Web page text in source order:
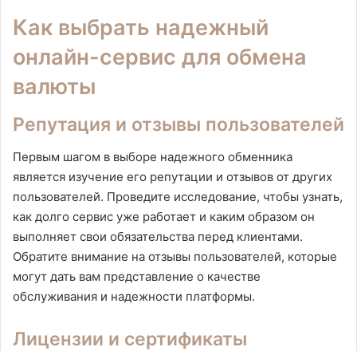
Как выбрать надежный
онлайн-сервис для обмена
валюты
Репутация и отзывы пользователей
Первым шагом в выборе надежного обменника
является изучение его репутации и отзывов от других
пользователей. Проведите исследование, чтобы узнать,
как долго сервис уже работает и каким образом он
выполняет свои обязательства перед клиентами.
Обратите внимание на отзывы пользователей, которые
могут дать вам представление о качестве
обслуживания и надежности платформы.
Лицензии и сертификаты